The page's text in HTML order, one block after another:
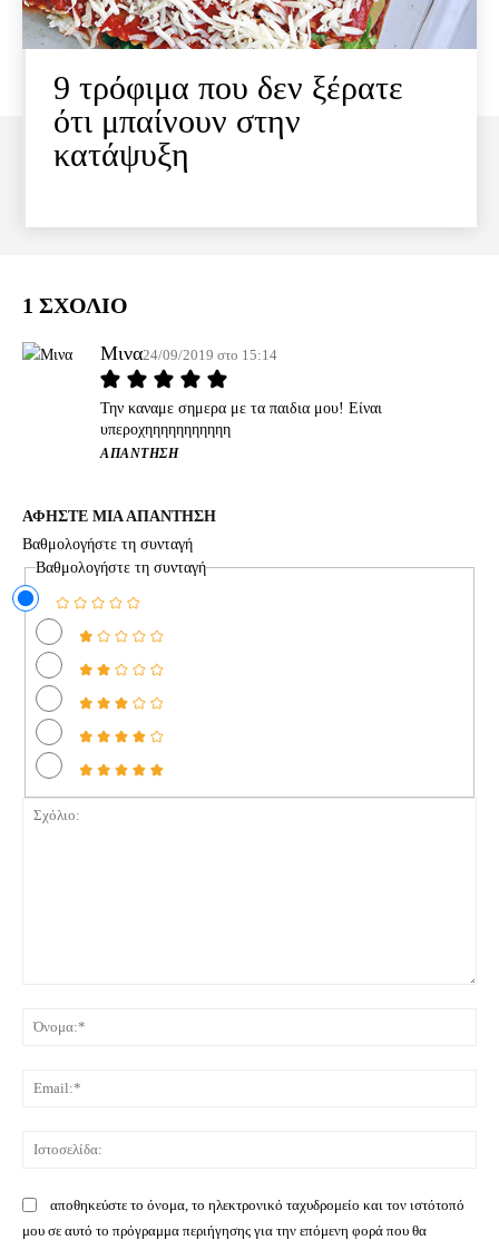
9 τρόφιμα που δεν ξέρατε
ότι μπαίνουν στην
κατάψυξη
1 ΣΧΟΛΙΟ
Μινα24/09/2019 στο 15:14
Την καναμε σημερα με τα παιδια μου! Είναι
υπεροχηηηηηηηηηηη
ΑΠΆΝΤΗΣΗ
ΑΦΗΣΤΕ ΜΙΑ ΑΠΑΝΤΗΣΗ
Βαθμολογήστε τη συνταγή
Βαθμολογήστε τη συνταγή
αποθηκεύστε το όνομα, το ηλεκτρονικό ταχυδρομείο και τον ιστότοπό
μου σε αυτό το πρόγραμμα περιήγησης για την επόμενη φορά που θα